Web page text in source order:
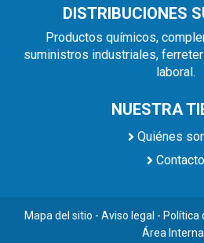
DISTRIBUCIONES
Productos químicos,
suministros industriales,
laboral.
NUESTRA
Quiénes
Contacto
Mapa del sitio - Aviso legal - Política
Área Interna